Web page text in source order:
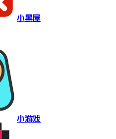
小黑屋
小游戏